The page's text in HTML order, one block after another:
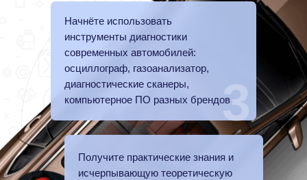
3
Начнёте использовать
инструменты диагностики
современных автомобилей:
осциллограф, газоанализатор,
диагностические сканеры,
компьютерное ПО разных брендов
Получите практические знания и
исчерпывающую теоретическую